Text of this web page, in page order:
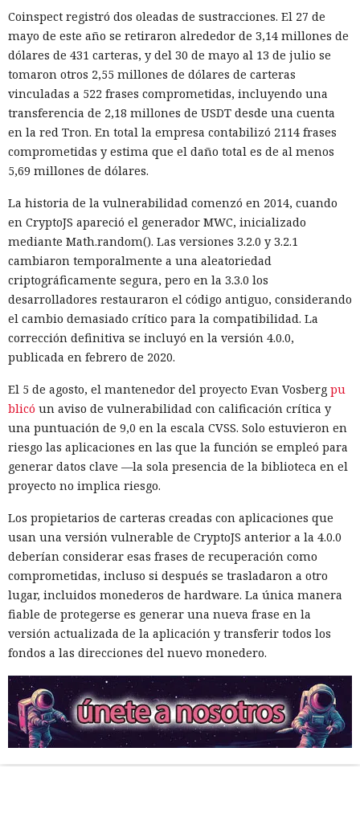
Coinspect registró dos oleadas de sustracciones. El 27 de
mayo de este año se retiraron alrededor de 3,14 millones de
dólares de 431 carteras, y del 30 de mayo al 13 de julio se
tomaron otros 2,55 millones de dólares de carteras
vinculadas a 522 frases comprometidas, incluyendo una
transferencia de 2,18 millones de USDT desde una cuenta
en la red Tron. En total la empresa contabilizó 2114 frases
comprometidas y estima que el daño total es de al menos
5,69 millones de dólares.
La historia de la vulnerabilidad comenzó en 2014, cuando
en CryptoJS apareció el generador MWC, inicializado
mediante Math.random(). Las versiones 3.2.0 y 3.2.1
cambiaron temporalmente a una aleatoriedad
criptográficamente segura, pero en la 3.3.0 los
desarrolladores restauraron el código antiguo, considerando
el cambio demasiado crítico para la compatibilidad. La
corrección definitiva se incluyó en la versión 4.0.0,
publicada en febrero de 2020.
El 5 de agosto, el mantenedor del proyecto Evan Vosberg pu
blicó un aviso de vulnerabilidad con calificación crítica y
una puntuación de 9,0 en la escala CVSS. Solo estuvieron en
riesgo las aplicaciones en las que la función se empleó para
generar datos clave —la sola presencia de la biblioteca en el
proyecto no implica riesgo.
Los propietarios de carteras creadas con aplicaciones que
usan una versión vulnerable de CryptoJS anterior a la 4.0.0
deberían considerar esas frases de recuperación como
comprometidas, incluso si después se trasladaron a otro
lugar, incluidos monederos de hardware. La única manera
fiable de protegerse es generar una nueva frase en la
versión actualizada de la aplicación y transferir todos los
fondos a las direcciones del nuevo monedero.